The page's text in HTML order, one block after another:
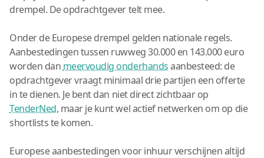
drempel. De opdrachtgever telt mee.
Onder de Europese drempel gelden nationale regels.
Aanbestedingen tussen ruwweg 30.000 en 143.000 euro
worden dan meervoudig onderhandsaanbesteed: de
opdrachtgever vraagt minimaal drie partijen een offerte
in te dienen. Je bent dan niet direct zichtbaar op
TenderNed, maar je kunt wel actief netwerken om op die
shortlists te komen.
Europese aanbestedingen voor inhuur verschijnen altijd